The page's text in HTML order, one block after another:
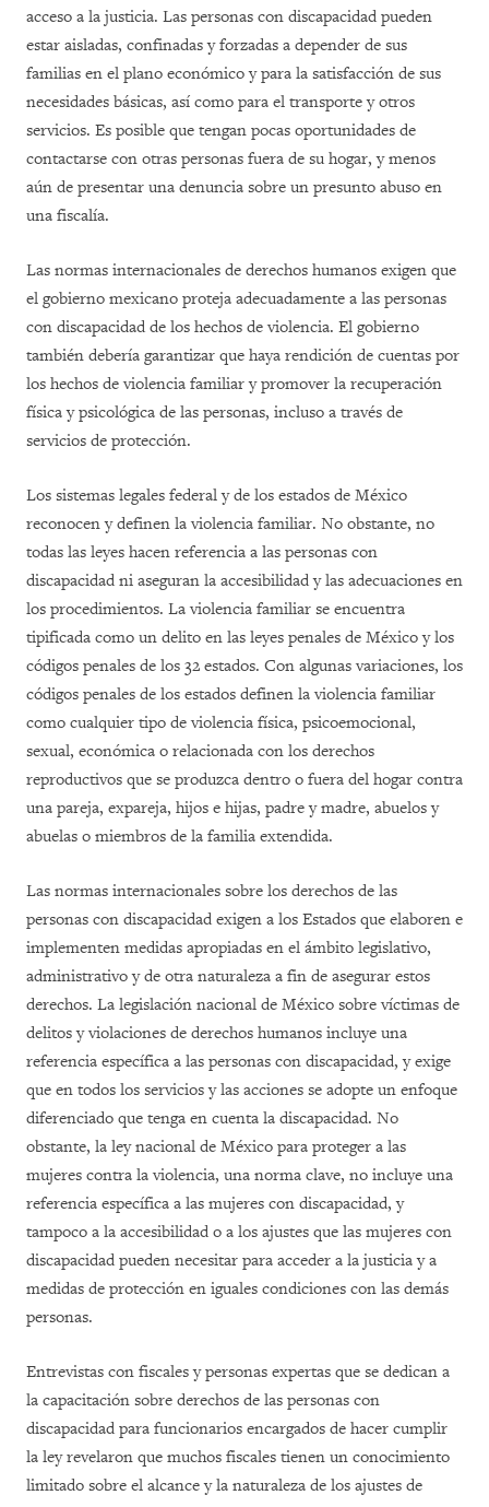
acceso a la justicia. Las personas con discapacidad pueden
estar aisladas, confinadas y forzadas a depender de sus
familias en el plano económico y para la satisfacción de sus
necesidades básicas, así como para el transporte y otros
servicios. Es posible que tengan pocas oportunidades de
contactarse con otras personas fuera de su hogar, y menos
aún de presentar una denuncia sobre un presunto abuso en
una fiscalía.
Las normas internacionales de derechos humanos exigen que
el gobierno mexicano proteja adecuadamente a las personas
con discapacidad de los hechos de violencia. El gobierno
también debería garantizar que haya rendición de cuentas por
los hechos de violencia familiar y promover la recuperación
física y psicológica de las personas, incluso a través de
servicios de protección.
Los sistemas legales federal y de los estados de México
reconocen y definen la violencia familiar. No obstante, no
todas las leyes hacen referencia a las personas con
discapacidad ni aseguran la accesibilidad y las adecuaciones en
los procedimientos. La violencia familiar se encuentra
tipificada como un delito en las leyes penales de México y los
códigos penales de los 32 estados. Con algunas variaciones, los
códigos penales de los estados definen la violencia familiar
como cualquier tipo de violencia física, psicoemocional,
sexual, económica o relacionada con los derechos
reproductivos que se produzca dentro o fuera del hogar contra
una pareja, expareja, hijos e hijas, padre y madre, abuelos y
abuelas o miembros de la familia extendida.
Las normas internacionales sobre los derechos de las
personas con discapacidad exigen a los Estados que elaboren e
implementen medidas apropiadas en el ámbito legislativo,
administrativo y de otra naturaleza a fin de asegurar estos
derechos. La legislación nacional de México sobre víctimas de
delitos y violaciones de derechos humanos incluye una
referencia específica a las personas con discapacidad, y exige
que en todos los servicios y las acciones se adopte un enfoque
diferenciado que tenga en cuenta la discapacidad. No
obstante, la ley nacional de México para proteger a las
mujeres contra la violencia, una norma clave, no incluye una
referencia específica a las mujeres con discapacidad, y
tampoco a la accesibilidad o a los ajustes que las mujeres con
discapacidad pueden necesitar para acceder a la justicia y a
medidas de protección en iguales condiciones con las demás
personas.
Entrevistas con fiscales y personas expertas que se dedican a
la capacitación sobre derechos de las personas con
discapacidad para funcionarios encargados de hacer cumplir
la ley revelaron que muchos fiscales tienen un conocimiento
limitado sobre el alcance y la naturaleza de los ajustes de